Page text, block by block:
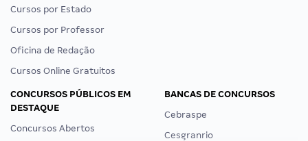
Cursos por Estado
Cursos por Professor
Oficina de Redação
Cursos Online Gratuitos
CONCURSOS PÚBLICOS EM
DESTAQUE
Concursos Abertos
BANCAS DE CONCURSOS
Cebraspe
Cesgranrio